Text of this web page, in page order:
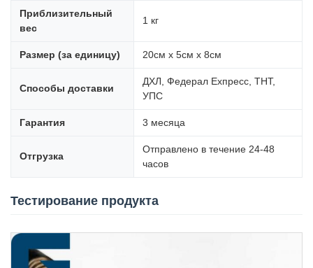
Приблизительный
вес
1 кг
Размер (за единицу) 20см х 5см х 8см
Способы доставки
ДХЛ, Федерал Ехпресс, ТНТ,
УПС
Гарантия 3 месяца
Отгрузка
Отправлено в течение 24-48
часов
Тестирование продукта